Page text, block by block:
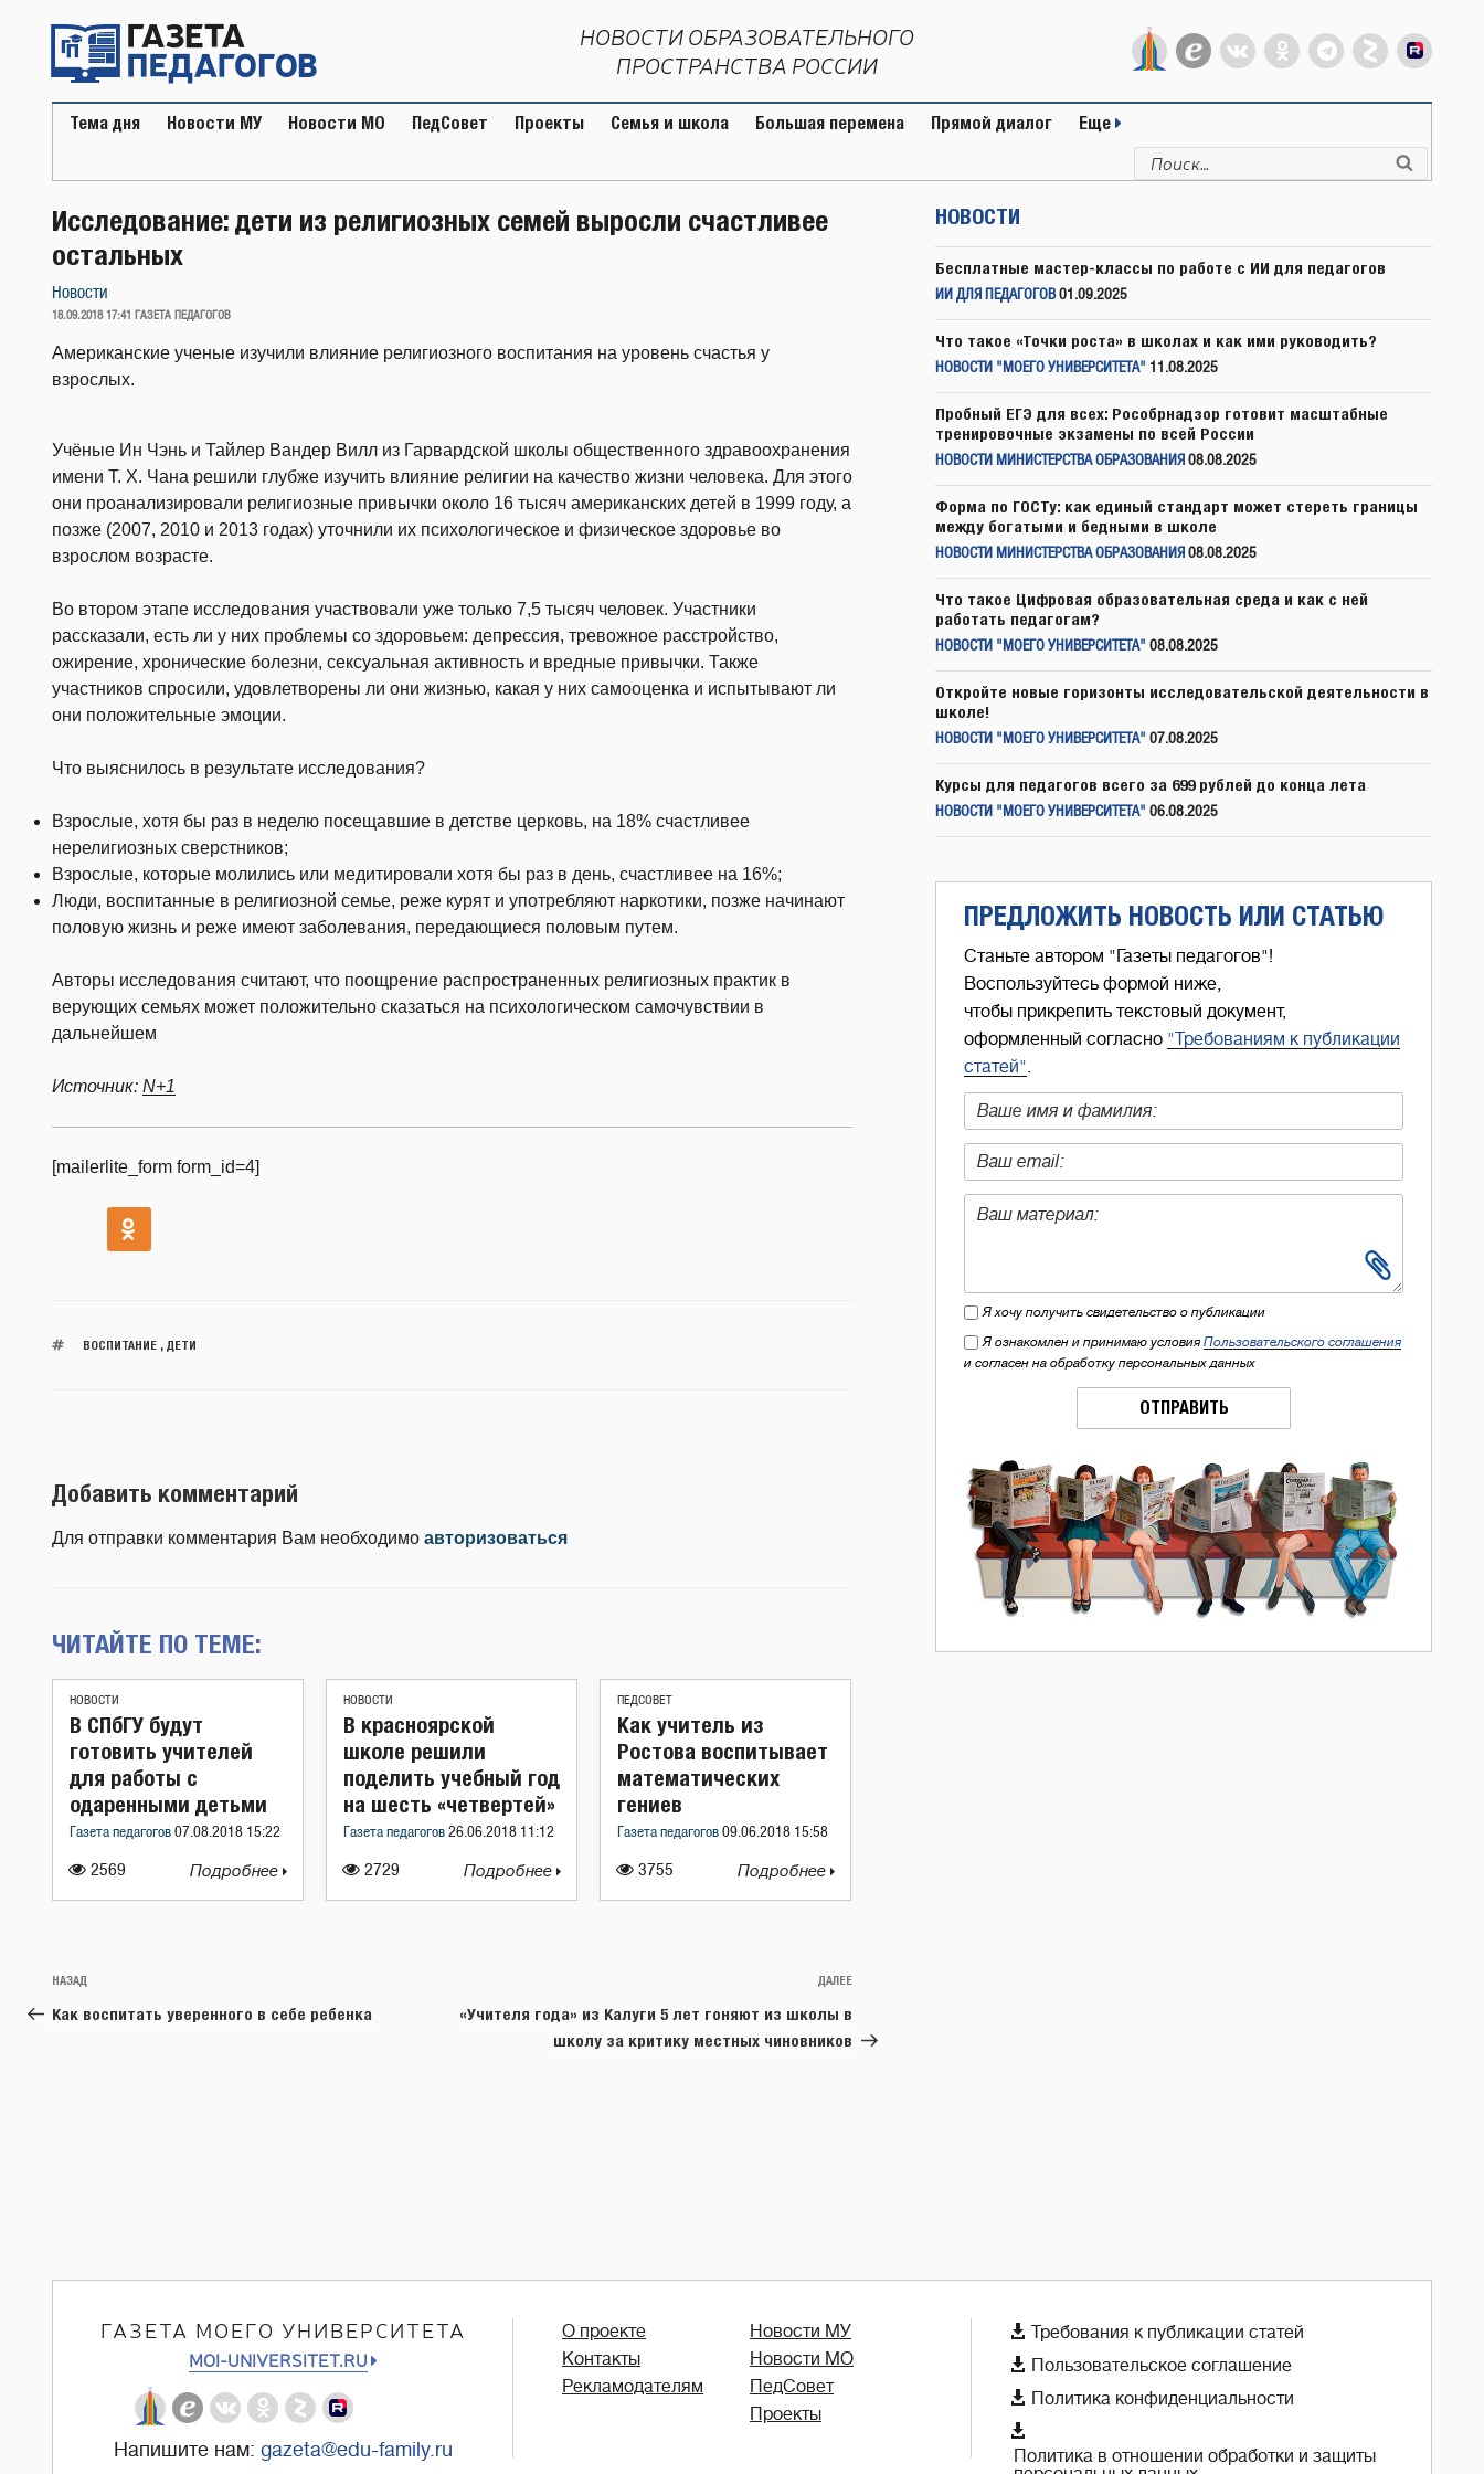
содержимому
НОВОСТИ ОБРАЗОВАТЕЛЬНОГО
ПРОСТРАНСТВА РОССИИ
Тема дня Новости МУ Новости МО ПедСовет Проекты Семья и школа Большая перемена Прямой диалог Еще
Искать:
Исследование: дети из религиозных семей выросли счастливее
остальных
Новости
ОПУБЛИКОВАНО
18.09.2018 17:41 ГАЗЕТА ПЕДАГОГОВ
Американские ученые изучили влияние религиозного воспитания на уровень счастья у
взрослых.
Учёные Ин Чэнь и Тайлер Вандер Вилл из Гарвардской школы общественного здравоохранения
имени Т. Х. Чана решили глубже изучить влияние религии на качество жизни человека. Для этого
они проанализировали религиозные привычки около 16 тысяч американских детей в 1999 году, а
позже (2007, 2010 и 2013 годах) уточнили их психологическое и физическое здоровье во
взрослом возрасте.
Во втором этапе исследования участвовали уже только 7,5 тысяч человек. Участники
рассказали, есть ли у них проблемы со здоровьем: депрессия, тревожное расстройство,
ожирение, хронические болезни, сексуальная активность и вредные привычки. Также
участников спросили, удовлетворены ли они жизнью, какая у них самооценка и испытывают ли
они положительные эмоции.
Что выяснилось в результате исследования?
Взрослые, хотя бы раз в неделю посещавшие в детстве церковь, на 18% счастливее
нерелигиозных сверстников;
Взрослые, которые молились или медитировали хотя бы раз в день, счастливее на 16%;
Люди, воспитанные в религиозной семье, реже курят и употребляют наркотики, позже начинают
половую жизнь и реже имеют заболевания, передающиеся половым путем.
Авторы исследования считают, что поощрение распространенных религиозных практик в
верующих семьях может положительно сказаться на психологическом самочувствии в
дальнейшем
Источник: N+1
[mailerlite_form form_id=4]
ВОСПИТАНИЕ, ДЕТИ
Добавить комментарий
Для отправки комментария Вам необходимо авторизоваться
ЧИТАЙТЕ ПО ТЕМЕ:
НОВОСТИ
2569
В СПбГУ будут
готовить учителей
для работы с
одаренными детьми
Газета педагогов 07.08.2018 15:22
Подробнее
НОВОСТИ
2729
В красноярской
школе решили
поделить учебный год
на шесть «четвертей»
Газета педагогов 26.06.2018 11:12
Подробнее
ПЕДСОВЕТ
3755
Как учитель из
Ростова воспитывает
математических
гениев
Газета педагогов 09.06.2018 15:58
Подробнее
Навигация
по
Предыдущая
запись:
НАЗАД
Как воспитать уверенного в себе ребенка
Следующая
ДАЛЕЕ
«Учителя года» из Калуги 5 лет гоняют из школы в
школу за критику местных чиновников
НОВОСТИ
Бесплатные мастер-классы по работе с ИИ для педагогов
ИИ ДЛЯ ПЕДАГОГОВ 01.09.2025
Что такое «Точки роста» в школах и как ими руководить?
НОВОСТИ "МОЕГО УНИВЕРСИТЕТА" 11.08.2025
Пробный ЕГЭ для всех: Рособрнадзор готовит масштабные
тренировочные экзамены по всей России
НОВОСТИ МИНИСТЕРСТВА ОБРАЗОВАНИЯ 08.08.2025
Форма по ГОСТу: как единый стандарт может стереть границы
между богатыми и бедными в школе
НОВОСТИ МИНИСТЕРСТВА ОБРАЗОВАНИЯ 08.08.2025
Что такое Цифровая образовательная среда и как с ней
работать педагогам?
НОВОСТИ "МОЕГО УНИВЕРСИТЕТА" 08.08.2025
Откройте новые горизонты исследовательской деятельности в
школе!
НОВОСТИ "МОЕГО УНИВЕРСИТЕТА" 07.08.2025
Курсы для педагогов всего за 699 рублей до конца лета
НОВОСТИ "МОЕГО УНИВЕРСИТЕТА" 06.08.2025
ПРЕДЛОЖИТЬ НОВОСТЬ ИЛИ СТАТЬЮ
Станьте автором "Газеты педагогов"!
Воспользуйтесь формой ниже,
чтобы прикрепить текстовый документ,
оформленный согласно "Требованиям к публикации
статей".
Я хочу получить свидетельство о публикации
Я ознакомлен и принимаю условия Пользовательского соглашения
и согласен на обработку персональных данных
ОТПРАВИТЬ
ГАЗЕТА МОЕГО УНИВЕРСИТЕТА
MOI-UNIVERSITET.RU
Напишите нам: gazeta@edu-family.ru
О проекте
Контакты
Рекламодателям
Новости МУ
Новости МО
ПедСовет
Проекты
 Требования к публикации статей
 Пользовательское соглашение
 Политика конфиденциальности

Политика в отношении обработки и защиты